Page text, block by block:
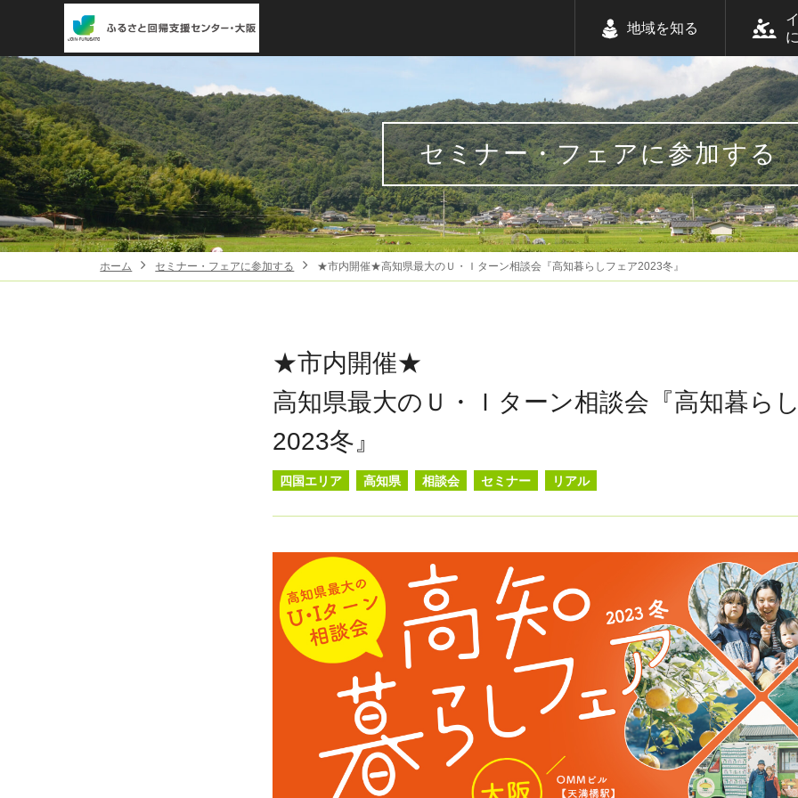
地域を知る
セミナー・フェアに参加する
ホーム セミナー・フェアに参加する ★市内開催★高知県最大のＵ・Ｉターン相談会『高知暮らしフェア2023冬』
★市内開催★
高知県最大のＵ・Ｉターン相談会『高知暮ら
2023冬』
四国エリア 高知県 相談会 セミナー リアル